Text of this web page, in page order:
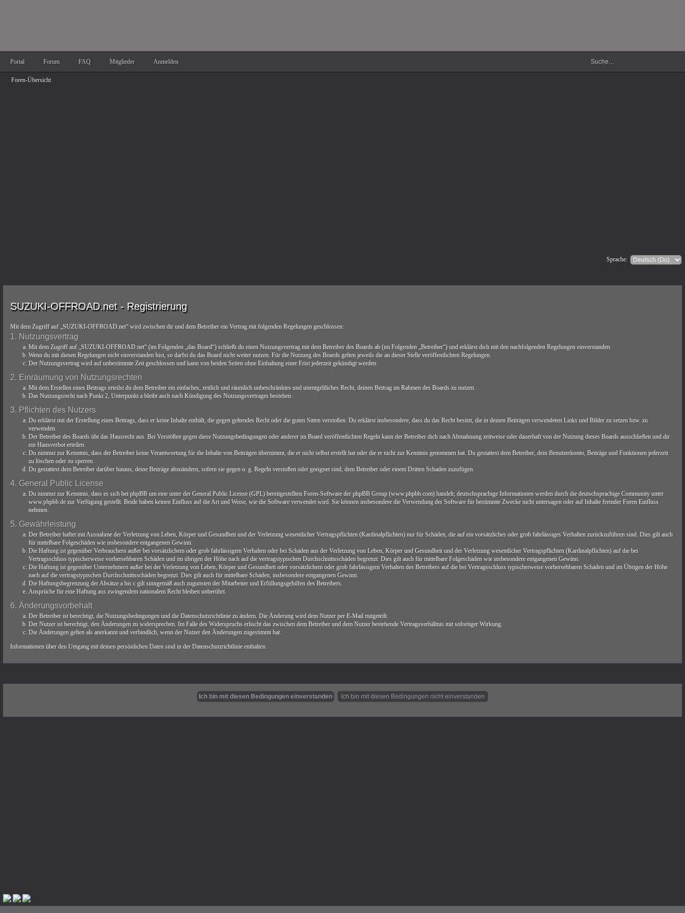
Portal Forum FAQ Mitglieder Anmelden
Foren-Übersicht
Sprache:
SUZUKI-OFFROAD.net - Registrierung
Mit dem Zugriff auf „SUZUKI-OFFROAD.net“ wird zwischen dir und dem Betreiber ein Vertrag mit folgenden Regelungen geschlossen:
1. Nutzungsvertrag
Mit dem Zugriff auf „SUZUKI-OFFROAD.net“ (im Folgenden „das Board“) schließt du einen Nutzungsvertrag mit dem Betreiber des Boards ab (im Folgenden „Betreiber“) und erklärst dich mit den nachfolgenden Regelungen einverstanden.
Wenn du mit diesen Regelungen nicht einverstanden bist, so darfst du das Board nicht weiter nutzen. Für die Nutzung des Boards gelten jeweils die an dieser Stelle veröffentlichten Regelungen.
Der Nutzungsvertrag wird auf unbestimmte Zeit geschlossen und kann von beiden Seiten ohne Einhaltung einer Frist jederzeit gekündigt werden.
2. Einräumung von Nutzungsrechten
Mit dem Erstellen eines Beitrags erteilst du dem Betreiber ein einfaches, zeitlich und räumlich unbeschränktes und unentgeltliches Recht, deinen Beitrag im Rahmen des Boards zu nutzen.
Das Nutzungsrecht nach Punkt 2, Unterpunkt a bleibt auch nach Kündigung des Nutzungsvertrages bestehen.
3. Pflichten des Nutzers
Du erklärst mit der Erstellung eines Beitrags, dass er keine Inhalte enthält, die gegen geltendes Recht oder die guten Sitten verstoßen. Du erklärst insbesondere, dass du das Recht besitzt, die in deinen Beiträgen verwendeten Links und Bilder zu setzen bzw. zu
verwenden.
Der Betreiber des Boards übt das Hausrecht aus. Bei Verstößen gegen diese Nutzungsbedingungen oder anderer im Board veröffentlichten Regeln kann der Betreiber dich nach Abmahnung zeitweise oder dauerhaft von der Nutzung dieses Boards ausschließen und dir
ein Hausverbot erteilen.
Du nimmst zur Kenntnis, dass der Betreiber keine Verantwortung für die Inhalte von Beiträgen übernimmt, die er nicht selbst erstellt hat oder die er nicht zur Kenntnis genommen hat. Du gestattest dem Betreiber, dein Benutzerkonto, Beiträge und Funktionen jederzeit
zu löschen oder zu sperren.
Du gestattest dem Betreiber darüber hinaus, deine Beiträge abzuändern, sofern sie gegen o. g. Regeln verstoßen oder geeignet sind, dem Betreiber oder einem Dritten Schaden zuzufügen.
4. General Public License
Du nimmst zur Kenntnis, dass es sich bei phpBB um eine unter der General Public License (GPL) bereitgestellten Foren-Software der phpBB Group (www.phpbb.com) handelt; deutschsprachige Informationen werden durch die deutschsprachige Community unter
www.phpbb.de zur Verfügung gestellt. Beide haben keinen Einfluss auf die Art und Weise, wie die Software verwendet wird. Sie können insbesondere die Verwendung der Software für bestimmte Zwecke nicht untersagen oder auf Inhalte fremder Foren Einfluss
nehmen.
5. Gewährleistung
Der Betreiber haftet mit Ausnahme der Verletzung von Leben, Körper und Gesundheit und der Verletzung wesentlicher Vertragspflichten (Kardinalpflichten) nur für Schäden, die auf ein vorsätzliches oder grob fahrlässiges Verhalten zurückzuführen sind. Dies gilt auch
für mittelbare Folgeschäden wie insbesondere entgangenen Gewinn.
Die Haftung ist gegenüber Verbrauchern außer bei vorsätzlichem oder grob fahrlässigem Verhalten oder bei Schäden aus der Verletzung von Leben, Körper und Gesundheit und der Verletzung wesentlicher Vertragspflichten (Kardinalpflichten) auf die bei
Vertragsschluss typischerweise vorhersehbaren Schäden und im übrigen der Höhe nach auf die vertragstypischen Durchschnittsschäden begrenzt. Dies gilt auch für mittelbare Folgeschäden wie insbesondere entgangenen Gewinn.
Die Haftung ist gegenüber Unternehmern außer bei der Verletzung von Leben, Körper und Gesundheit oder vorsätzlichem oder grob fahrlässigem Verhalten des Betreibers auf die bei Vertragsschluss typischerweise vorhersehbaren Schäden und im Übrigen der Höhe
nach auf die vertragstypischen Durchschnittsschäden begrenzt. Dies gilt auch für mittelbare Schäden, insbesondere entgangenen Gewinn.
Die Haftungsbegrenzung der Absätze a bis c gilt sinngemäß auch zugunsten der Mitarbeiter und Erfüllungsgehilfen des Betreibers.
Ansprüche für eine Haftung aus zwingendem nationalem Recht bleiben unberührt.
6. Änderungsvorbehalt
Der Betreiber ist berechtigt, die Nutzungsbedingungen und die Datenschutzrichtlinie zu ändern. Die Änderung wird dem Nutzer per E-Mail mitgeteilt.
Der Nutzer ist berechtigt, den Änderungen zu widersprechen. Im Falle des Widerspruchs erlischt das zwischen dem Betreiber und dem Nutzer bestehende Vertragsverhältnis mit sofortiger Wirkung.
Die Änderungen gelten als anerkannt und verbindlich, wenn der Nutzer den Änderungen zugestimmt hat.
Informationen über den Umgang mit deinen persönlichen Daten sind in der Datenschutzrichtlinie enthalten.